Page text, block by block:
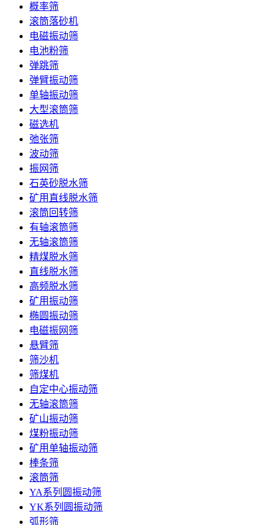
概率筛
滚筒落砂机
电磁振动筛
电池粉筛
弹跳筛
弹臂振动筛
单轴振动筛
大型滚筒筛
磁选机
弛张筛
波动筛
振网筛
石英砂脱水筛
矿用直线脱水筛
滚筒回转筛
有轴滚筒筛
无轴滚筒筛
精煤脱水筛
直线脱水筛
高频脱水筛
矿用振动筛
椭圆振动筛
电磁振网筛
悬臂筛
筛沙机
筛煤机
自定中心振动筛
无轴滚筒筛
矿山振动筛
煤粉振动筛
矿用单轴振动筛
棒条筛
滚筒筛
YA系列圆振动筛
YK系列圆振动筛
弧形筛